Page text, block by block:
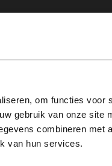
om functies voor
gebruik van onze site
combineren met
van hun services.
English?
Dutch. Would you like to